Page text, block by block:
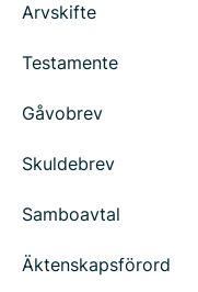
Arvskifte
Testamente
Gåvobrev
Skuldebrev
Samboavtal
Äktenskapsförord